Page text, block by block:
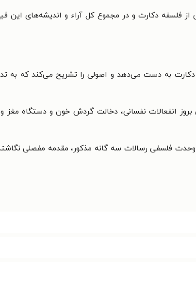
فلسفه دکارت و در مجموع کل آراء و اندیشه‌های این
به دست می‌دهد و اصولی را تشریح می‌کند که به
انفعالات نفسانی، دخالت گردش خون و دستگاه مغز
فلسفی رسالات سه گانه مذکور، مقدمه مفصلی